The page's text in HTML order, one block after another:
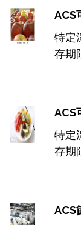
ACS
特定
存期
ACS
特定
存期
ACS